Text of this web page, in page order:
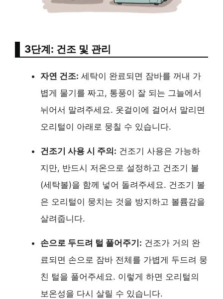
3단계: 건조 및 관리
자연 건조: 세탁이 완료되면 잠바를 꺼내 가
볍게 물기를 짜고, 통풍이 잘 되는 그늘에서
뉘어서 말려주세요. 옷걸이에 걸어서 말리면
오리털이 아래로 뭉칠 수 있습니다.
건조기 사용 시 주의: 건조기 사용은 가능하
지만, 반드시 저온으로 설정하고 건조기 볼
(세탁볼)을 함께 넣어 돌려주세요. 건조기 볼
은 오리털이 뭉치는 것을 방지하고 볼륨감을
살려줍니다.
손으로 두드려 털 풀어주기: 건조가 거의 완
료되면 손으로 잠바 전체를 가볍게 두드려 뭉
친 털을 풀어주세요. 이렇게 하면 오리털의
보온성을 다시 살릴 수 있습니다.